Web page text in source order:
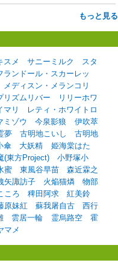
もっと見る
スメ サニーミルク
スタ
ランドール・スカーレッ
メディスン・メランコリ
リズムリバー
リリーホワ
マリ
レティ・ホワイトロ
ミゾウ 今泉影狼
伊吹萃
夢 古明地こいし
古明地
傘 大妖精
姫海棠はた
(東方Project)
小野塚小
蜜 東風谷早苗
森近霖之
矢諏訪子 火焔猫燐
物部
ころ 稗田阿求
紅美鈴
原妹紅 蘇我屠自古
西行
雲居一輪 霊烏路空
霍
マメ